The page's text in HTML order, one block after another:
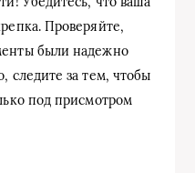
Проверяйте,
были надежно
следите за тем, чтобы
под присмотром